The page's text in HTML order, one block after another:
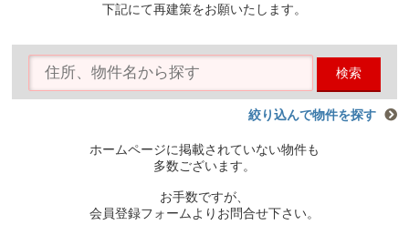
下記にて再建策をお願いたします。
検索
絞り込んで物件を探す
ホームページに掲載されていない物件も
多数ございます。
お手数ですが、
会員登録フォームよりお問合せ下さい。